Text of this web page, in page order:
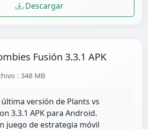
Descargar
Fusión 3.3.1 APK
: 348 MB
versión de Plants vs
3.3.1 APK para Android.
juego de estrategia móvil